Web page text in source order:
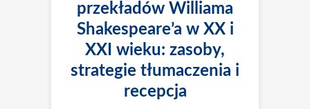
przekładów Williama
Shakespeare’a w XX i
XXI wieku: zasoby,
strategie tłumaczenia i
recepcja